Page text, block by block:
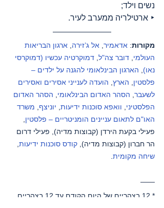
נשים וילד;
‣ ארטילריה ממערב לעיר.
מקורות: אדאמיר אל ג’זירה
ארגון הבריאות
העולמי דובר צה"ל דמוקרטיה עכשיו (דמוקרסי
נאו)
הארגון הבינלאומי להגנה על ילדים –
פלסטין
הארץ הועדה לענייני אסירים ואסירים
לשעבר הסהר האדום הבינלאומי
הסהר האדום
הפלסטיני
וואפא סוכנות ידיעות יוניצף
משרד
האו"ם לתאום עניינים הומניטריים – פלסטין
פעילי בקעת הירדן (קבוצות מדיה), פעילי דרום
הר חברון (קבוצות מדיה), קודס סוכנות ידיעות
שיחה מקומית
* 12 בצהריים של היום הקודם עד 12 בצהריים